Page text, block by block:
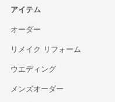
アイテム
オーダー
リメイク リフォーム
ウエディング
メンズオーダー